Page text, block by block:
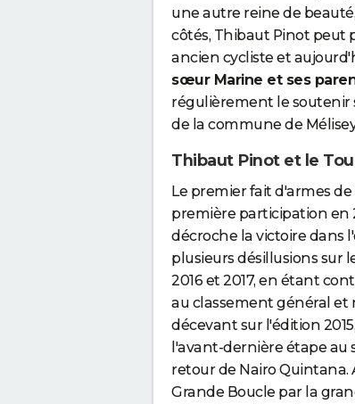
une autre reine de
côtés, Thibaut Pinot peut
ancien cycliste et
sœur Marine et ses
régulièrement le soutenir
de la commune de
Thibaut Pinot et le
Le premier fait d'armes
première participation en
décroche la victoire dans
plusieurs désillusions sur
2016 et 2017, en étant
au classement général et
décevant sur l'édition
l'avant-dernière étape
retour de Nairo Quintana.
Grande Boucle par la